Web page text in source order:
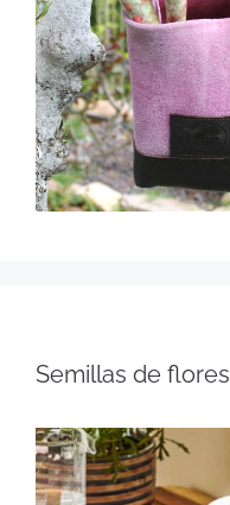
Semillas de flores